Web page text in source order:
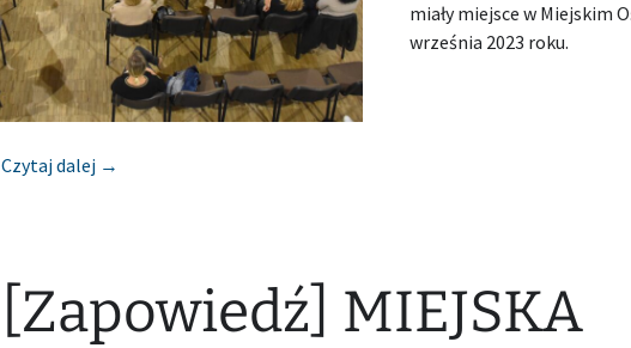
miały miejsce w Miejskim
września 2023 roku.
Czytaj dalej [Relacja] BIBLIOTEKA PUBLICZNA MIASTA I GMINY W ŁAZACH
→
[Zapowiedź] MIEJSKA